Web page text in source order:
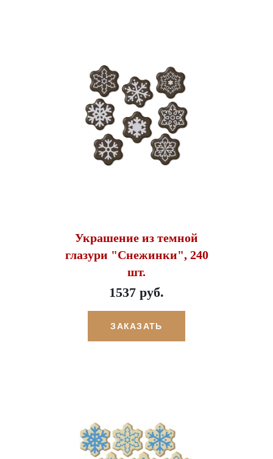
Украшение из темной
глазури "Снежинки", 240
шт.
1537 руб.
ЗАКАЗАТЬ